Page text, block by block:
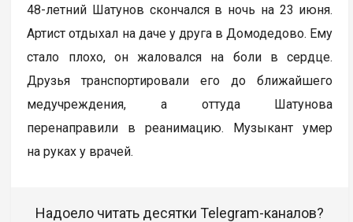
48-летний Шатунов скончался в ночь на 23 июня.
Артист отдыхал на даче у друга в Домодедово. Ему
стало плохо, он жаловался на боли в сердце.
Друзья транспортировали его до ближайшего
медучреждения, а оттуда Шатунова
перенаправили в реанимацию. Музыкант умер
на руках у врачей.
Надоело читать десятки Telegram-каналов?